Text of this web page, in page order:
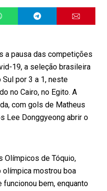
a pausa das competições
19, a seleção brasileira
por 3 a 1, neste
no Cairo, no Egito. A
com gols de Matheus
Lee Donggyeong abrir o
Olímpicos de Tóquio,
olímpica mostrou boa
funcionou bem, enquanto